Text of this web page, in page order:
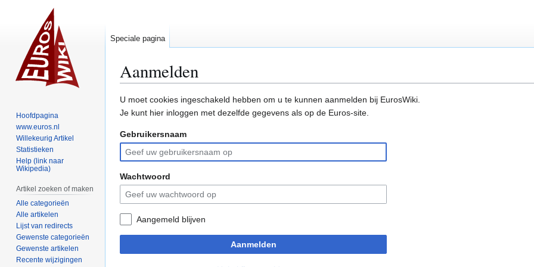
Aanmelden
Naar
navigatie
Naar
zoeken
U moet cookies ingeschakeld hebben om u te kunnen aanmelden bij EurosWiki.
Je kunt hier inloggen met dezelfde gegevens als op de Euros-site.
Gebruikersnaam
Wachtwoord
Aangemeld blijven
Aanmelden
Speciale pagina
Hoofdpagina
www.euros.nl
Willekeurig Artikel
Statistieken
Help (link naar
Wikipedia)
Artikel zoeken of maken
Alle categorieën
Alle artikelen
Lijst van redirects
Gewenste categorieën
Gewenste artikelen
Recente wijzigingen